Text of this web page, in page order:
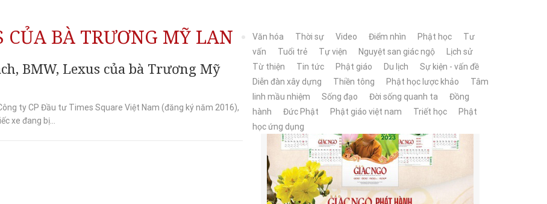
CỦA BÀ TRƯƠNG MỸ LAN Văn hóa Thời sự Video Điểm nhìn Phật học
Tư
vấn
Tuổi trẻ Tự viện Nguyệt san giác ngộ
Lịch sử
Từ thiện
Tin tức Phật giáo Du lịch
Sự kiện - vấn đề
Diễn đàn xây dựng
Thiền tông Phật học lược khảo
Tâm
linh mầu nhiệm
Sống đạo Đời sống quanh ta
Đồng
hành
Đức Phật Phật giáo việt nam Triết học
Phật
học ứng dụng
BMW, Lexus của bà Trương Mỹ
ty CP Đầu tư Times Square Việt Nam (đăng ký năm 2016),
xe đang bị...